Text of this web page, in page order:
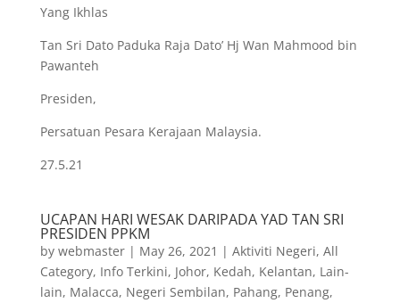
Yang Ikhlas
Tan Sri Dato Paduka Raja Dato’ Hj Wan Mahmood bin
Pawanteh
Presiden,
Persatuan Pesara Kerajaan Malaysia.
27.5.21
UCAPAN HARI WESAK DARIPADA YAD TAN SRI
PRESIDEN PPKM
by webmaster| May 26, 2021 | Aktiviti Negeri, All
Category, Info Terkini, Johor, Kedah, Kelantan, Lain-
lain, Malacca, Negeri Sembilan, Pahang, Penang,